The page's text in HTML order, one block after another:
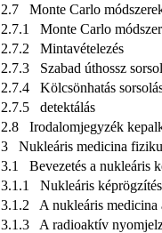
2.7 Monte Carlo
2.7.1 Monte Carlo
2.7.2 Mintavételezés
2.7.3 Szabad úthossz
2.7.4 Kölcsönhatás
2.7.5 detektálás
2.8 Irodalomjegyzék
3 Nukleáris medicina
3.1 Bevezetés a nukleáris
3.1.1 Nukleáris képrögzítés
3.1.2 A nukleáris medicina
3.1.3 A radioaktív